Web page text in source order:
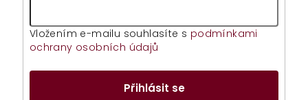
Vložením e-mailu souhlasíte s podmínkami
ochrany osobních údajů
Přihlásit se